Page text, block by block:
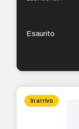
Esaurito
In arrivo